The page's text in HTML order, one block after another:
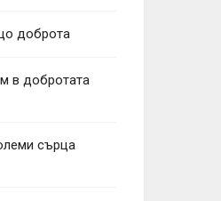
доброта
в добротата
сърца